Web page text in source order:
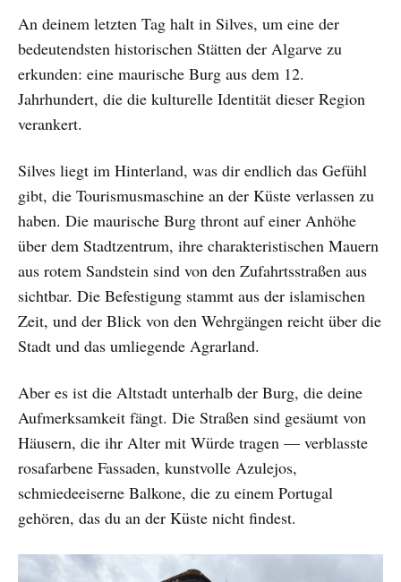
An deinem letzten Tag halt in Silves, um eine der
bedeutendsten historischen Stätten der Algarve zu
erkunden: eine maurische Burg aus dem 12.
Jahrhundert, die die kulturelle Identität dieser Region
verankert.
Silves liegt im Hinterland, was dir endlich das Gefühl
gibt, die Tourismusmaschine an der Küste verlassen zu
haben. Die maurische Burg thront auf einer Anhöhe
über dem Stadtzentrum, ihre charakteristischen Mauern
aus rotem Sandstein sind von den Zufahrtsstraßen aus
sichtbar. Die Befestigung stammt aus der islamischen
Zeit, und der Blick von den Wehrgängen reicht über die
Stadt und das umliegende Agrarland.
Aber es ist die Altstadt unterhalb der Burg, die deine
Aufmerksamkeit fängt. Die Straßen sind gesäumt von
Häusern, die ihr Alter mit Würde tragen — verblasste
rosafarbene Fassaden, kunstvolle Azulejos,
schmiedeeiserne Balkone, die zu einem Portugal
gehören, das du an der Küste nicht findest.